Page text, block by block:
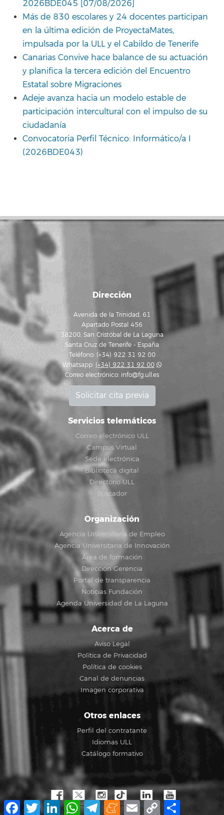
2026BDE045 [07/08/2026]
Más de 830 escolares y 24 docentes participan
en la última edición de ProyectaMates,
impulsada por la ULL y el Cabildo de Tenerife
Canarias Convive hace balance de su actuación
y planifica la tercera edición del Encuentro
Estatal sobre Migraciones
Adeje avanza hacia un modelo estable de
participación intercultural con el impulso de su
ciudadanía
Convocatoria Perfil Técnico: Informático/a I
(2026BDE043)
Dirección
Avenida de la Trinidad, 61
Apartado Postal 456
38200, San Cristóbal de La Laguna
Santa Cruz de Tenerife - España
Teléfono: (+34) 922 31 92 00
Whatsapp: (+34) 922 31 92 00
Correo electrónico: info@fg.ull.es
Solicitar cita previa
Servicios telemáticos
Correo electrónico ULL
Campus Virtual
Sede electrónica
Biblioteca digital
Directorio ULL
Buscador
Organización
Agencia Universitaria de Empleo
Agencia Universitaria de Innovación
Área de formación
Dirección Gerencia
Portal de transparencia
Noticias Fundación
Agenda Universidad de La Laguna
Acerca de
Aviso Legal
Política de Privacidad
Política de cookies
Canal de denuncias
Imagen corporativa
Otros enlaces
Perfil del contratante
Idiomas ULL
Catálogo formativo
Facebook
TwitterLinkedInWhatsApp
TelegramMeneame
Email Copy
Link